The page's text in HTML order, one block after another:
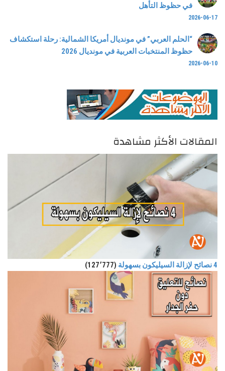
في حظوظ التأهل
2026-06-17
“الحلم العربي” في مونديال أمريكا الشمالية: رحلة استكشاف
حظوظ المنتخبات العربية في مونديال 2026
2026-06-10
المقالات الأكثر مشاهدة
4 نصائح لإزالة السيليكون بسهولة (127٬777)